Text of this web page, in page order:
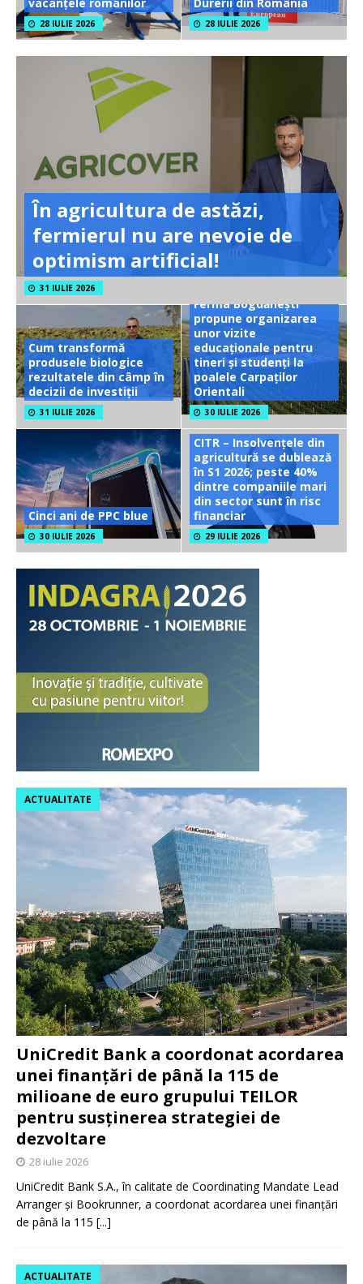
28 IULIE 2026 28 IULIE 2026
În agricultura de astăzi,
fermierul nu are nevoie de
optimism artificial!
31 IULIE 2026
Cum transformă
produsele biologice
rezultatele din câmp în
decizii de investiții
31 IULIE 2026
Ferma Bogdănești
propune organizarea
unor vizite
educaționale pentru
tineri și studenți la
poalele Carpaților
Orientali
30 IULIE 2026
Cinci ani de PPC blue
30 IULIE 2026
CITR – Insolvențele din
agricultură se dublează
în S1 2026; peste 40%
dintre companiile mari
din sector sunt în risc
financiar
29 IULIE 2026
UniCredit Bank a coordonat acordarea
unei finanțări de până la 115 de
milioane de euro grupului TEILOR
pentru susținerea strategiei de
dezvoltare
ACTUALITATE
28 iulie 2026
UniCredit Bank S.A., în calitate de Coordinating Mandate Lead
Arranger și Bookrunner, a coordonat acordarea unei finanțări
de până la 115 [...]
ACTUALITATE